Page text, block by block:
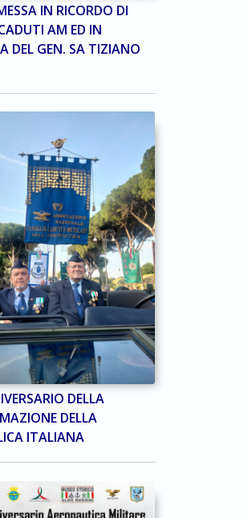
IN RICORDO DI
AM ED IN
DEL GEN. SA TIZIANO
DELLA
DELLA
ITALIANA